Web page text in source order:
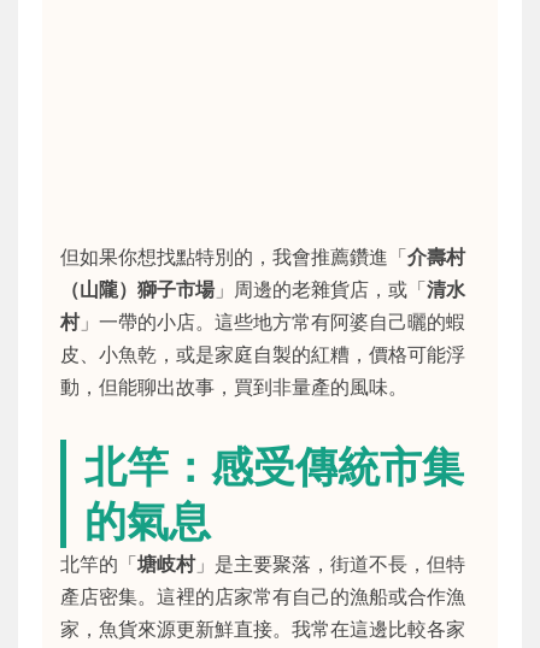
但如果你想找點特別的，我會推薦鑽進「介壽村
（山隴）獅子市場」周邊的老雜貨店，或「清水
村」一帶的小店。這些地方常有阿婆自己曬的蝦
皮、小魚乾，或是家庭自製的紅糟，價格可能浮
動，但能聊出故事，買到非量產的風味。
北竿：感受傳統市集
的氣息
北竿的「塘岐村」是主要聚落，街道不長，但特
產店密集。這裡的店家常有自己的漁船或合作漁
家，魚貨來源更新鮮直接。我常在這邊比較各家